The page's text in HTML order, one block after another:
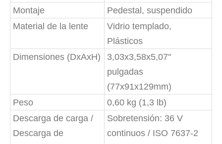
Montaje
Pedestal, suspendido
Material de la lente
Vidrio templado,
Plásticos
Dimensiones (DxAxH)
3,03x3,58x5,07"
pulgadas
(77x91x129mm)
Peso
0,60 kg (1,3 lb)
Descarga de carga /
Descarga de
Sobretensión: 36 V
continuos / ISO 7637-2